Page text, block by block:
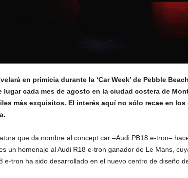
en primicia durante la ‘Car Week’ de Pebble
lugar cada mes de agosto en la ciudad costera de
más exquisitos. El interés aquí no sólo recae en
que da nombre al concept car –Audi PB18 e-tron–
un homenaje al Audi R18 e-tron ganador de Le Mans,
e-tron ha sido desarrollado en el nuevo centro de diseño